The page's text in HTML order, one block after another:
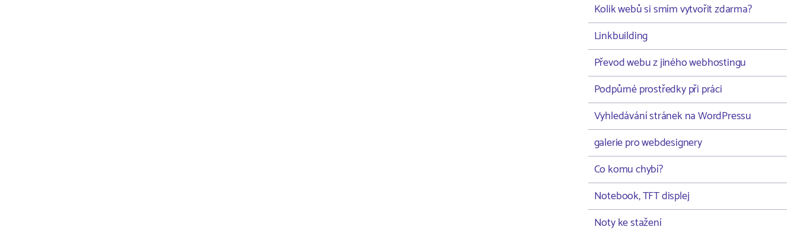
Kolik webů si smím vytvořit zdarma?
Linkbuilding
Převod webu z jiného webhostingu
Podpůrné prostředky při práci
Vyhledávání stránek na WordPressu
galerie pro webdesignery
Co komu chybí?
Notebook, TFT displej
Noty ke stažení